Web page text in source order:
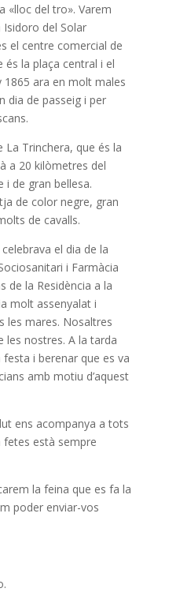
«lloc del tro». Varem
Isidoro del Solar
el centre comercial de
és la plaça central i el
1865 ara en molt males
dia de passeig i per
Trinchera, que és la
a 20 kilòmetres del
i de gran bellesa.
de color negre, gran
de cavalls.
el dia de la
i Farmàcia
de la Residència a la
molt assenyalat i
les mares. Nosaltres
les nostres. A la tarda
i berenar que es va
amb motiu d’aquest
ens acompanya a tots
fetes està sempre
la feina que es fa la
poder enviar-vos